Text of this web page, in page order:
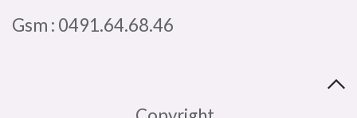
Gsm : 0491.64.68.46